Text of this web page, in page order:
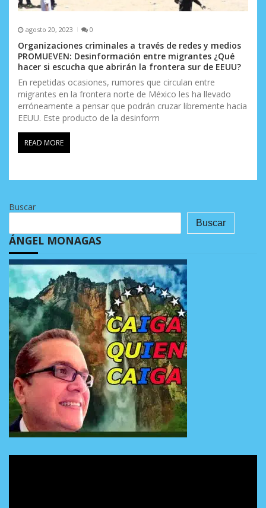
agosto 20, 2023 0
Organizaciones criminales a través de redes y medios
PROMUEVEN: Desinformación entre migrantes ¿Qué
hacer si escucha que abrirán la frontera sur de EEUU?
En repetidas ocasiones, rumores que circulan entre
migrantes en la frontera norte de México les ha llevado
erróneamente a pensar que podrán cruzar libremente hacia
EEUU. Este producto de la desinform
READ MORE
Buscar
Buscar
ÁNGEL MONAGAS